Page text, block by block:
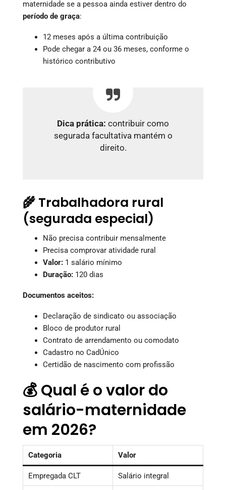
maternidade se a pessoa ainda estiver dentro do
período de graça:
12 meses após a última contribuição
Pode chegar a 24 ou 36 meses, conforme o
histórico contributivo
Dica prática: contribuir como
segurada facultativa mantém o
direito.
🌾 Trabalhadora rural
(segurada especial)
Não precisa contribuir mensalmente
Precisa comprovar atividade rural
Valor: 1 salário mínimo
Duração: 120 dias
Documentos aceitos:
Declaração de sindicato ou associação
Bloco de produtor rural
Contrato de arrendamento ou comodato
Cadastro no CadÚnico
Certidão de nascimento com profissão
💰 Qual é o valor do
salário-maternidade
em 2026?
Categoria Valor
Empregada CLT Salário integral